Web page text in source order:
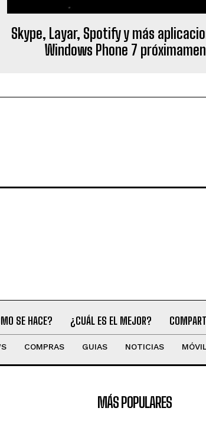
Skype, Layar, Spotify y más
Windows Phone 7
SE HACE? ¿CUÁL ES EL MEJOR?
COMPRAS GUIAS NOTICIAS
MÁS POPULARES